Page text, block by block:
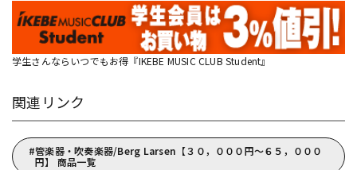
学生さんならいつでもお得『IKEBE MUSIC CLUB Student』
関連リンク
管楽器・吹奏楽器/Berg Larsen【３０，０００円～６５，０００
円】 商品一覧